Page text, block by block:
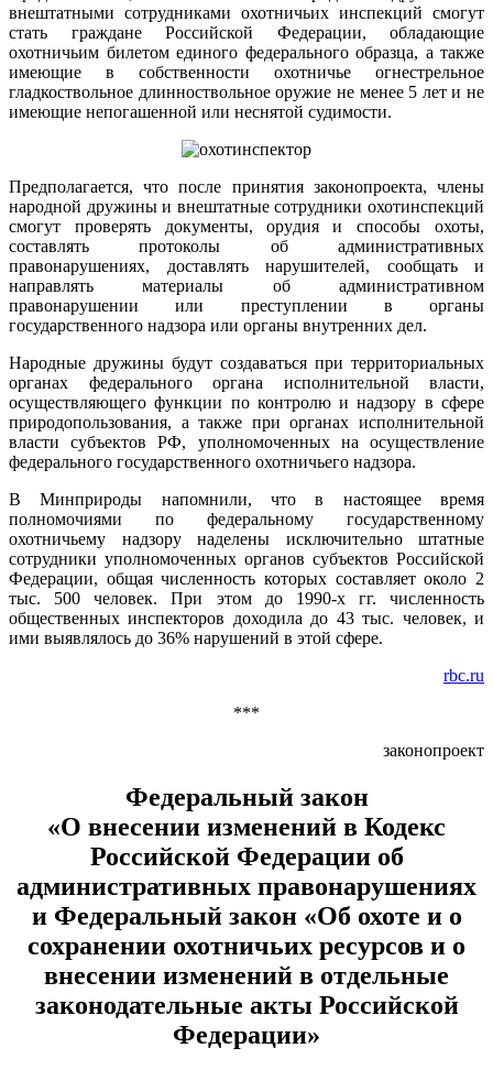
внештатными сотрудниками охотничьих инспекций смогут
стать граждане Российской Федерации, обладающие
охотничьим билетом единого федерального образца, а также
имеющие в собственности охотничье огнестрельное
гладкоствольное длинноствольное оружие не менее 5 лет и не
имеющие непогашенной или неснятой судимости.
Предполагается, что после принятия законопроекта, члены
народной дружины и внештатные сотрудники охотинспекций
смогут проверять документы, орудия и способы охоты,
составлять протоколы об административных
правонарушениях, доставлять нарушителей, сообщать и
направлять материалы об административном
правонарушении или преступлении в органы
государственного надзора или органы внутренних дел.
Народные дружины будут создаваться при территориальных
органах федерального органа исполнительной власти,
осуществляющего функции по контролю и надзору в сфере
природопользования, а также при органах исполнительной
власти субъектов РФ, уполномоченных на осуществление
федерального государственного охотничьего надзора.
В Минприроды напомнили, что в настоящее время
полномочиями по федеральному государственному
охотничьему надзору наделены исключительно штатные
сотрудники уполномоченных органов субъектов Российской
Федерации, общая численность которых составляет около 2
тыс. 500 человек. При этом до 1990-х гг. численность
общественных инспекторов доходила до 43 тыс. человек, и
ими выявлялось до 36% нарушений в этой сфере.
rbc.ru
***
законопроект
Федеральный закон
«О внесении изменений в Кодекс
Российской Федерации об
административных правонарушениях
и Федеральный закон «Об охоте и о
сохранении охотничьих ресурсов и о
внесении изменений в отдельные
законодательные акты Российской
Федерации»